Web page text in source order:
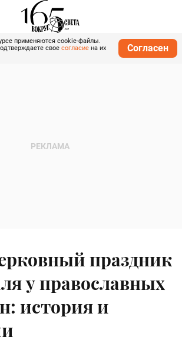
применяются cookie-файлы.
свое согласие на их
Согласен
праздник
у православных
история и